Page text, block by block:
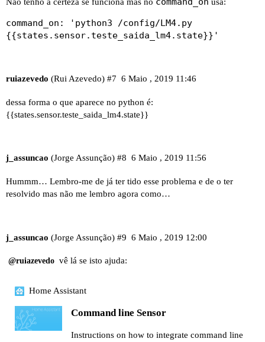
command_on: 'python3 /config/LM4.py
{{states.sensor.teste_saida_lm4.state}}'
ruiazevedo (Rui Azevedo) 6 Maio , 2019 11:46
#7
dessa forma o que aparece no python é:
{{states.sensor.teste_saida_lm4.state}}
j_assuncao (Jorge Assunção) 6 Maio , 2019 11:56
#8
Hummm… Lembro-me de já ter tido esse problema e de o ter
resolvido mas não me lembro agora como…
j_assuncao (Jorge Assunção) 6 Maio , 2019 12:00
#9
@ruiazevedo vê lá se isto ajuda:
Home Assistant
Command line Sensor
Instructions on how to integrate command line